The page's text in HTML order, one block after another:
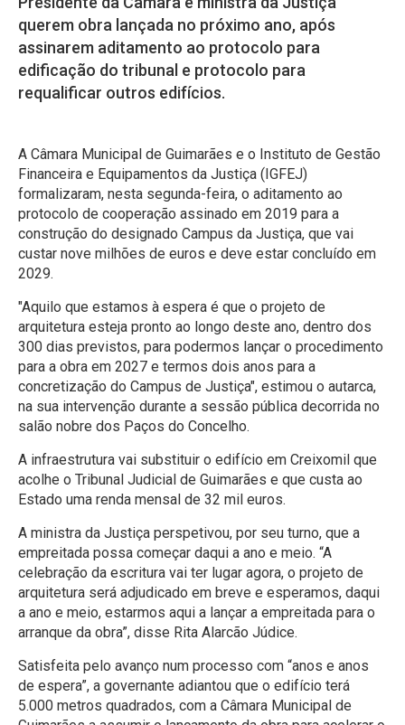
querem obra lançada no próximo ano, após
assinarem aditamento ao protocolo para
edificação do tribunal e protocolo para
requalificar outros edifícios.
A Câmara Municipal de Guimarães e o Instituto de Gestão
Financeira e Equipamentos da Justiça (IGFEJ)
formalizaram, nesta segunda-feira, o aditamento ao
protocolo de cooperação assinado em 2019 para a
construção do designado Campus da Justiça, que vai
custar nove milhões de euros e deve estar concluído em
2029.
"Aquilo que estamos à espera é que o projeto de
arquitetura esteja pronto ao longo deste ano, dentro dos
300 dias previstos, para podermos lançar o procedimento
para a obra em 2027 e termos dois anos para a
concretização do Campus de Justiça", estimou o autarca,
na sua intervenção durante a sessão pública decorrida no
salão nobre dos Paços do Concelho.
A infraestrutura vai substituir o edifício em Creixomil que
acolhe o Tribunal Judicial de Guimarães e que custa ao
Estado uma renda mensal de 32 mil euros.
A ministra da Justiça perspetivou, por seu turno, que a
empreitada possa começar daqui a ano e meio. “A
celebração da escritura vai ter lugar agora, o projeto de
arquitetura será adjudicado em breve e esperamos, daqui
a ano e meio, estarmos aqui a lançar a empreitada para o
arranque da obra”, disse Rita Alarcão Júdice.
Satisfeita pelo avanço num processo com “anos e anos
de espera”, a governante adiantou que o edifício terá
5.000 metros quadrados, com a Câmara Municipal de